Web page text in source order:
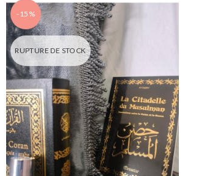
-15%
RUPTURE DE STOCK